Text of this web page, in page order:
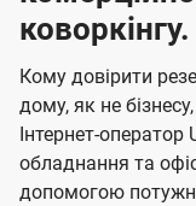
коворкінгу.
Кому довірити
дому, як не
Інтернет-
обладнання та
допомогою